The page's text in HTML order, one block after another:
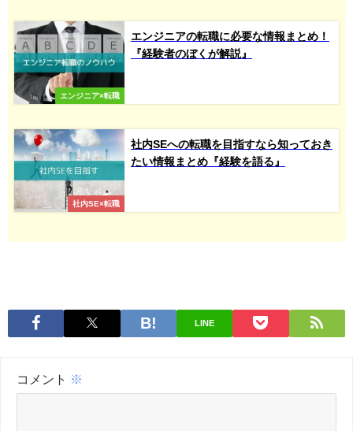
エンジニア×転職
エンジニアの転職に必要な情報まとめ！
『経験者のぼくが解説』
社内SE×転職
社内SEへの転職を目指すなら知っておき
たい情報まとめ『経験を語る』
LINE
コメント ※